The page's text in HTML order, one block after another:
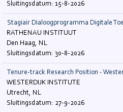
15-8-2026
Stagiair Dialoogprogramma Digitale
RATHENAU INSTITUUT
Den Haag, NL
30-8-2026
Tenure-track Research Position -
WESTERDIJK INSTITUTE
Utrecht, NL
27-9-2026